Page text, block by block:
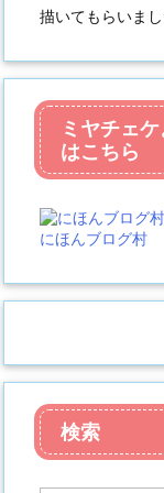
描いてもらいまし
ミヤチェ
はこちら
にほんブログ村
検索